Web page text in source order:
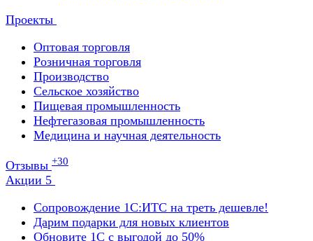
Проекты
Оптовая торговля
Розничная торговля
Производство
Сельское хозяйство
Пищевая промышленность
Нефтегазовая промышленность
Медицина и научная деятельность
Отзывы +30
Акции 5
Сопровождение 1С:ИТС на треть дешевле!
Дарим подарки для новых клиентов
Обновите 1С с выгодой до 50%